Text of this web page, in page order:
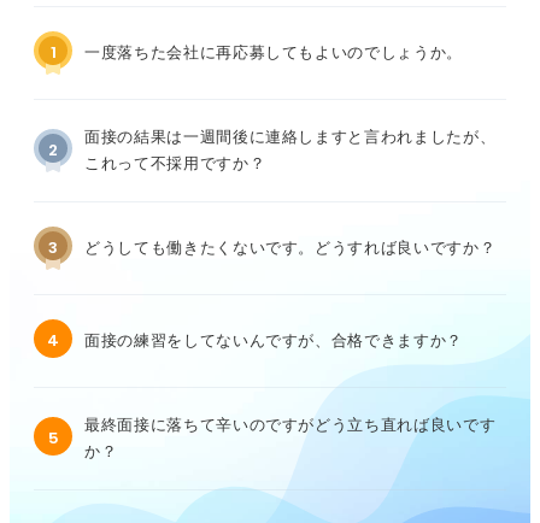
1 一度落ちた会社に再応募してもよいのでしょうか。
2
面接の結果は一週間後に連絡しますと言われましたが、
これって不採用ですか？
3 どうしても働きたくないです。どうすれば良いですか？
4 面接の練習をしてないんですが、合格できますか？
5
最終面接に落ちて辛いのですがどう立ち直れば良いです
か？